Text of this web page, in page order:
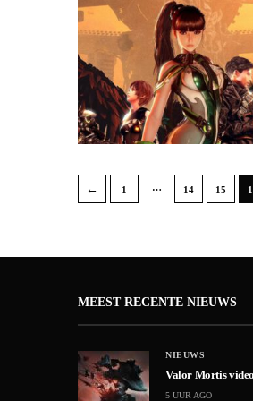
← 1 … 14 15
MEEST RECENTE NIEUWS
NIEUWS
Valor Mortis
5 UUR AGO